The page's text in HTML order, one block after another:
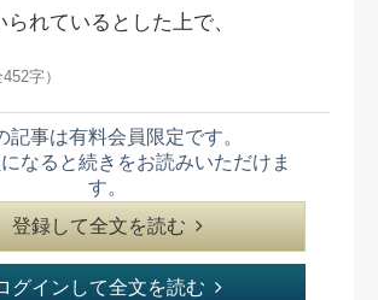
れているとした上で、
字）
記事は有料会員限定です。
なると続きをお読みいただけま
す。
登録して全文を読む
グインして全文を読む